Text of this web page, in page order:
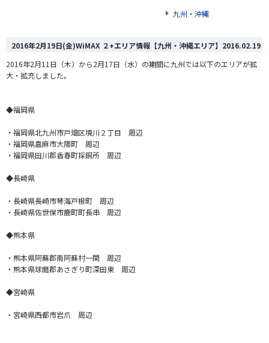
九州・沖縄
2016年2月19日(金)WiMAX ２+エリア情報【九州・沖縄エリア】 2016.02.19
2016年2月11日（木）から2月17日（水）の期間に九州では以下のエリアが拡
大・拡充しました。
◆福岡県
・福岡県北九州市戸畑区境川２丁目 周辺
・福岡県嘉麻市大隈町 周辺
・福岡県田川郡香春町採銅所 周辺
◆長崎県
・長崎県長崎市琴海戸根町 周辺
・長崎県佐世保市鹿町町長串 周辺
◆熊本県
・熊本県阿蘇郡南阿蘇村一関 周辺
・熊本県球磨郡あさぎり町深田東 周辺
◆宮崎県
・宮崎県西都市岩爪 周辺